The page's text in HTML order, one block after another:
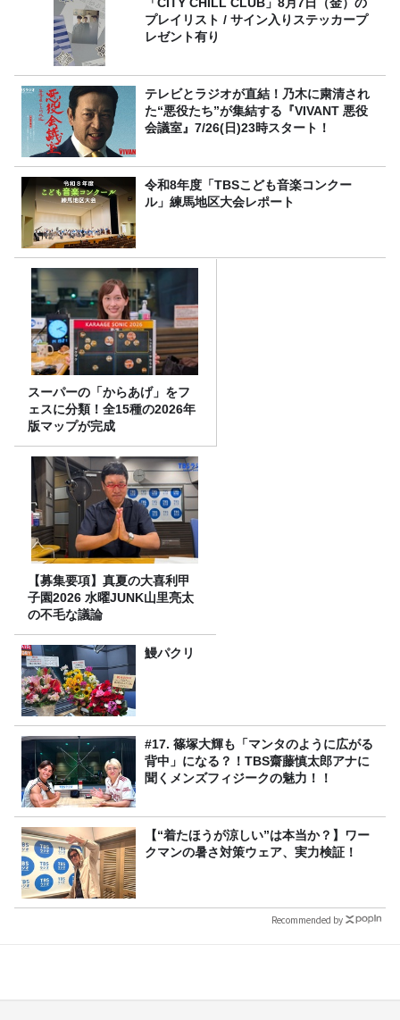
「CITY CHILL CLUB」8月7日（金）の
プレイリスト / サイン入りステッカープ
レゼント有り
テレビとラジオが直結！乃木に粛清され
た“悪役たち”が集結する『VIVANT 悪役
会議室』7/26(日)23時スタート！
令和8年度「TBSこども音楽コンクー
ル」練馬地区大会レポート
スーパーの「からあげ」をフ
ェスに分類！全15種の2026年
版マップが完成
【募集要項】真夏の大喜利甲
子園2026 水曜JUNK山里亮太
の不毛な議論
鰻パクリ
#17. 篠塚大輝も「マンタのように広がる
背中」になる？！TBS齋藤慎太郎アナに
聞くメンズフィジークの魅力！！
【“着たほうが涼しい”は本当か？】ワー
クマンの暑さ対策ウェア、実力検証！
Recommended by